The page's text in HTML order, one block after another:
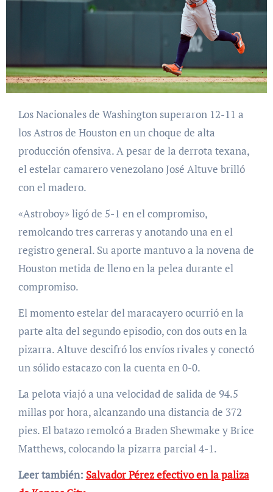
Los Nacionales de Washington superaron 12-11 a
los Astros de Houston en un choque de alta
producción ofensiva. A pesar de la derrota texana,
el estelar camarero venezolano José Altuve brilló
con el madero.
«Astroboy» ligó de 5-1 en el compromiso,
remolcando tres carreras y anotando una en el
registro general. Su aporte mantuvo a la novena de
Houston metida de lleno en la pelea durante el
compromiso.
El momento estelar del maracayero ocurrió en la
parte alta del segundo episodio, con dos outs en la
pizarra. Altuve descifró los envíos rivales y conectó
un sólido estacazo con la cuenta en 0-0.
La pelota viajó a una velocidad de salida de 94.5
millas por hora, alcanzando una distancia de 372
pies. El batazo remolcó a Braden Shewmake y Brice
Matthews, colocando la pizarra parcial 4-1.
Leer también: Salvador Pérez efectivo en la paliza